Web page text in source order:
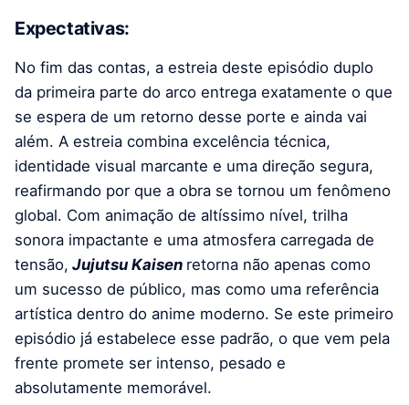
Expectativas:
No fim das contas, a estreia deste episódio duplo
da primeira parte do arco entrega exatamente o que
se espera de um retorno desse porte e ainda vai
além. A estreia combina excelência técnica,
identidade visual marcante e uma direção segura,
reafirmando por que a obra se tornou um fenômeno
global. Com animação de altíssimo nível, trilha
sonora impactante e uma atmosfera carregada de
tensão, Jujutsu Kaisen retorna não apenas como
um sucesso de público, mas como uma referência
artística dentro do anime moderno. Se este primeiro
episódio já estabelece esse padrão, o que vem pela
frente promete ser intenso, pesado e
absolutamente memorável.